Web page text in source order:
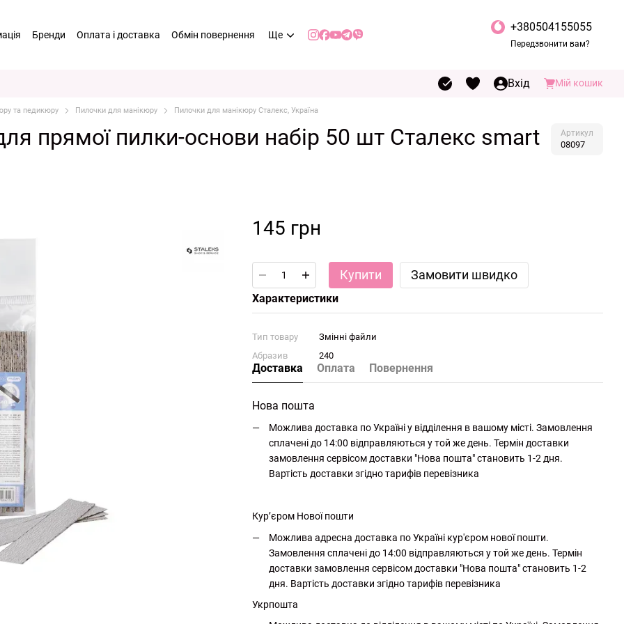
Бренди Оплата і доставка Обмін повернення Ще
+380504155055
Передзвонити вам?
Вхід Мій кошик
та педикюру Пилочки для манікюру Пилочки для манікюру Сталекс, Україна
прямої пилки-основи набір 50 шт Сталекс smart Артикул
08097
145 грн
Купити Замовити швидко
Характеристики
Тип товару
Змінні файли
Абразив
240
Доставка Оплата Повернення
Нова пошта
Можлива доставка по Україні у відділення в вашому місті. Замовлення
сплачені до 14:00 відправляються у той же день. Термін доставки
замовлення сервісом доставки "Нова пошта" становить 1-2 дня.
Вартість доставки згідно тарифів перевізника
Кур’єром Нової пошти
Можлива адресна доставка по Україні кур'єром нової пошти.
Замовлення сплачені до 14:00 відправляються у той же день. Термін
доставки замовлення сервісом доставки "Нова пошта" становить 1-2
дня. Вартість доставки згідно тарифів перевізника
Укрпошта